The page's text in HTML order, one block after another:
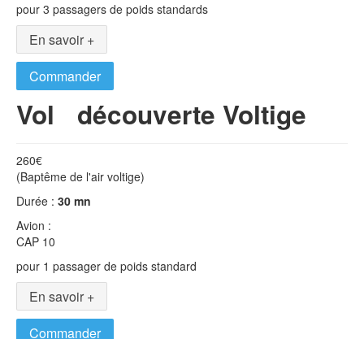
pour 3 passagers de poids standards
En savoir +
Commander
Vol découverte Voltige
260€
(Baptême de l'air voltige)
Durée : 30 mn
Avion :
CAP 10
pour 1 passager de poids standard
En savoir +
Commander